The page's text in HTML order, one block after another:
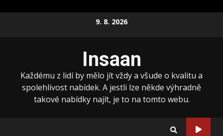
9. 8. 2026
Insaan
Každému z lidí by mělo jít vždy a všude o kvalitu a
spolehlivost nabídek. A jestli lze někde výhradně
takové nabídky najít, je to na tomto webu.